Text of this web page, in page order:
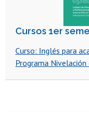
Cursos 1er
Curso: Inglés para
Programa